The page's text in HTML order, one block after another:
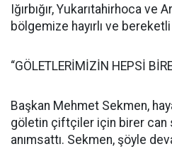
Iğırbığır, Yukarıtahirhoca ve
bölgemize hayırlı ve
“GÖLETLERİMİZİN HEPSİ
Başkan Mehmet Sekmen,
göletin çiftçiler için birer can
anımsattı. Sekmen, şöyle